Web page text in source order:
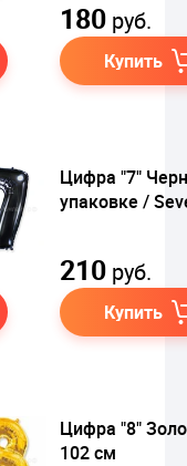
180 руб.
Купить
Цифра "7"
упаковке /
210 руб.
Купить
Цифра "8"
102 см